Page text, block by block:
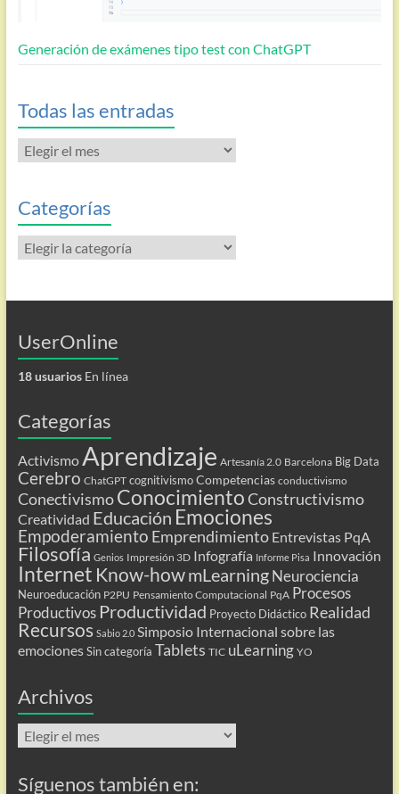
Generación de exámenes tipo test con ChatGPT
Todas las entradas
Todas
las
Categorías
Categorías
UserOnline
18 usuariosEn línea
Categorías
Activismo Aprendizaje Artesanía 2.0 Barcelona Big Data
Cerebro ChatGPT cognitivismo Competencias conductivismo
ConectivismoConocimientoConstructivismo
Creatividad Educación Emociones
Empoderamiento Emprendimiento Entrevistas PqA
Filosofía Genios Impresión 3D Infografía Informe Pisa Innovación
Internet Know-howmLearning Neurociencia
Neuroeducación P2PU Pensamiento Computacional PqA Procesos
Productivos Productividad Proyecto Didáctico Realidad
Recursos Sabio 2.0 Simposio Internacional sobre las
emociones Sin categoría Tablets TIC uLearning YO
Archivos
Archivos
Síguenos también en: